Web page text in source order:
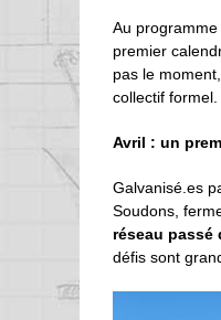
Au
premier
pas le
collectif formel.
Avril : un
Galvanisé.es
Soudons,
réseau passé
défis sont